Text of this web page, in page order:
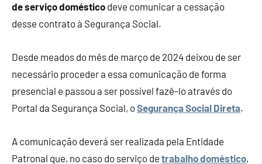
de serviço doméstico deve comunicar a cessação
desse contrato à Segurança Social.
Desde meados do mês de março de 2024 deixou de ser
necessário proceder a essa comunicação de forma
presencial e passou a ser possível fazê-lo através do
Portal da Segurança Social, oSegurança Social Direta.
A comunicação deverá ser realizada pela Entidade
Patronal que, no caso do serviço de trabalho doméstico,